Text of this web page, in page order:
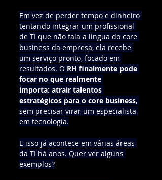
Em vez de perder tempo e dinheiro
tentando integrar um profissional
de TI que não fala a língua do core
business da empresa, ela recebe
um serviço pronto, focado em
resultados. O RH finalmente pode
focar no que realmente
importa: atrair talentos
estratégicos para o core business,
sem precisar virar um especialista
em tecnologia.
E isso já acontece em várias áreas
da TI há anos. Quer ver alguns
exemplos?